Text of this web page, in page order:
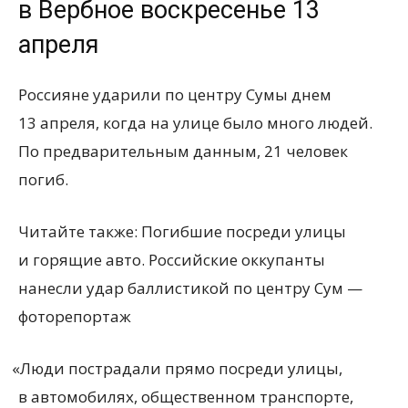
в Вербное воскресенье 13
апреля
Россияне ударили по центру Сумы днем ​​
13 апреля, когда на улице было много людей.
По предварительным данным, 21 человек
погиб.
Читайте также: Погибшие посреди улицы
и горящие авто. Российские оккупанты
нанесли удар баллистикой по центру Сум —
фоторепортаж
«Люди пострадали прямо посреди улицы,
в автомобилях, общественном транспорте,